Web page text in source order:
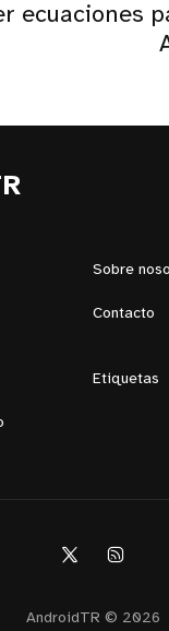
ecuaciones
Sobre
Contacto
Etiquetas
AndroidTR © 2026